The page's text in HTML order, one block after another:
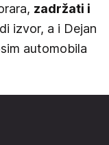
zadržati i
izvor, a i Dejan
automobila